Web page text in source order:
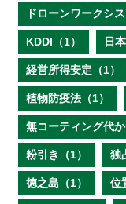
ドローンワークシス
KDDI（1） 日
経営所得安定（1）
植物防疫法（1）
無コーティング代か
粉引き（1） 独
徳之島（1） 位